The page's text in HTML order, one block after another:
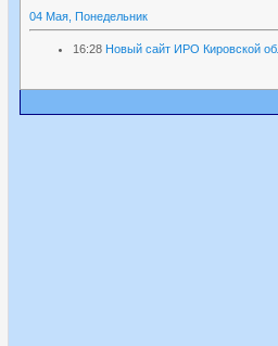
04 Мая, Понедельник
16:28 Новый сайт ИРО Кировской